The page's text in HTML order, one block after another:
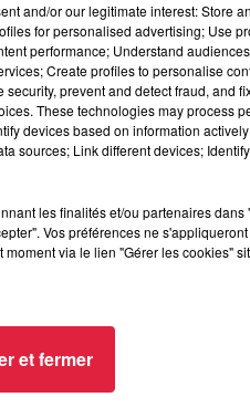
and/or our legitimate interest: Store
for personalised advertising; Use
performance; Understand
Create profiles to personalise
prevent and detect fraud, and
These technologies may process
devices based on information actively
sources; Link different devices;
les finalités et/ou partenaires dans
Vos préférences ne
via le lien "Gérer les cookies"
et fermer